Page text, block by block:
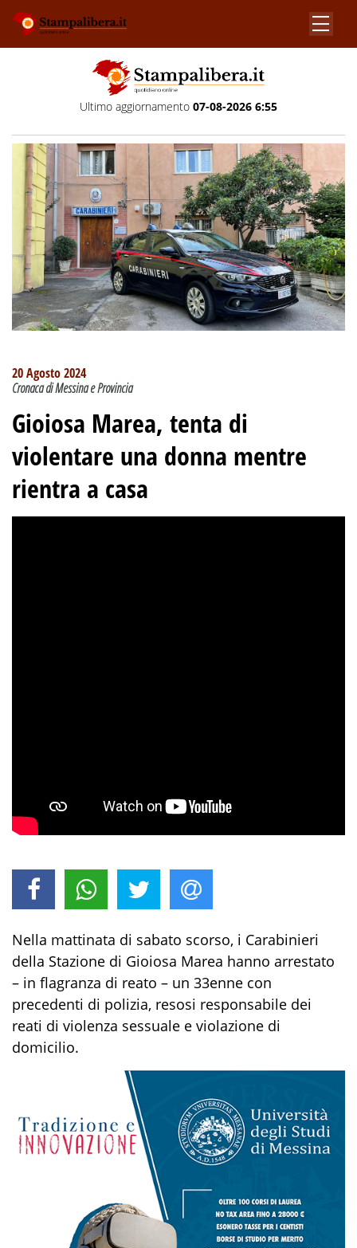
Ultimo aggiornamento 07-08-2026 6:55
20 Agosto 2024
Cronaca di Messina e Provincia
Gioiosa Marea, tenta di
violentare una donna mentre
rientra a casa
Nella mattinata di sabato scorso, i Carabinieri
della Stazione di Gioiosa Marea hanno arrestato
– in flagranza di reato – un 33enne con
precedenti di polizia, resosi responsabile dei
reati di violenza sessuale e violazione di
domicilio.